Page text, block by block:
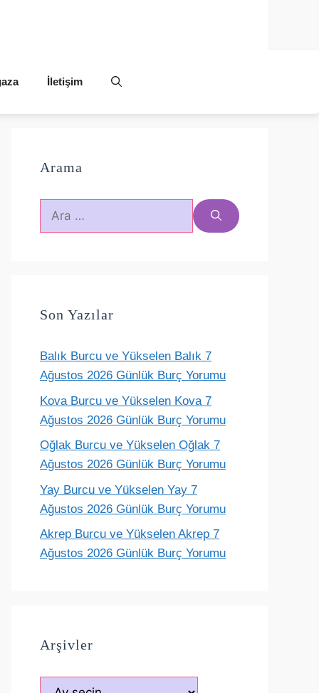
İletişim
Günlük yorum
Akrep
Günlük yorum
Yay
Günlük yorum
Arama
için
Son Yazılar
Balık Burcu ve Yükselen Balık 7
Ağustos 2026 Günlük Burç Yorumu
Kova Burcu ve Yükselen Kova 7
Ağustos 2026 Günlük Burç Yorumu
Oğlak Burcu ve Yükselen Oğlak 7
Ağustos 2026 Günlük Burç Yorumu
Yay Burcu ve Yükselen Yay 7
Ağustos 2026 Günlük Burç Yorumu
Akrep Burcu ve Yükselen Akrep 7
Ağustos 2026 Günlük Burç Yorumu
Arşivler
Arşivler